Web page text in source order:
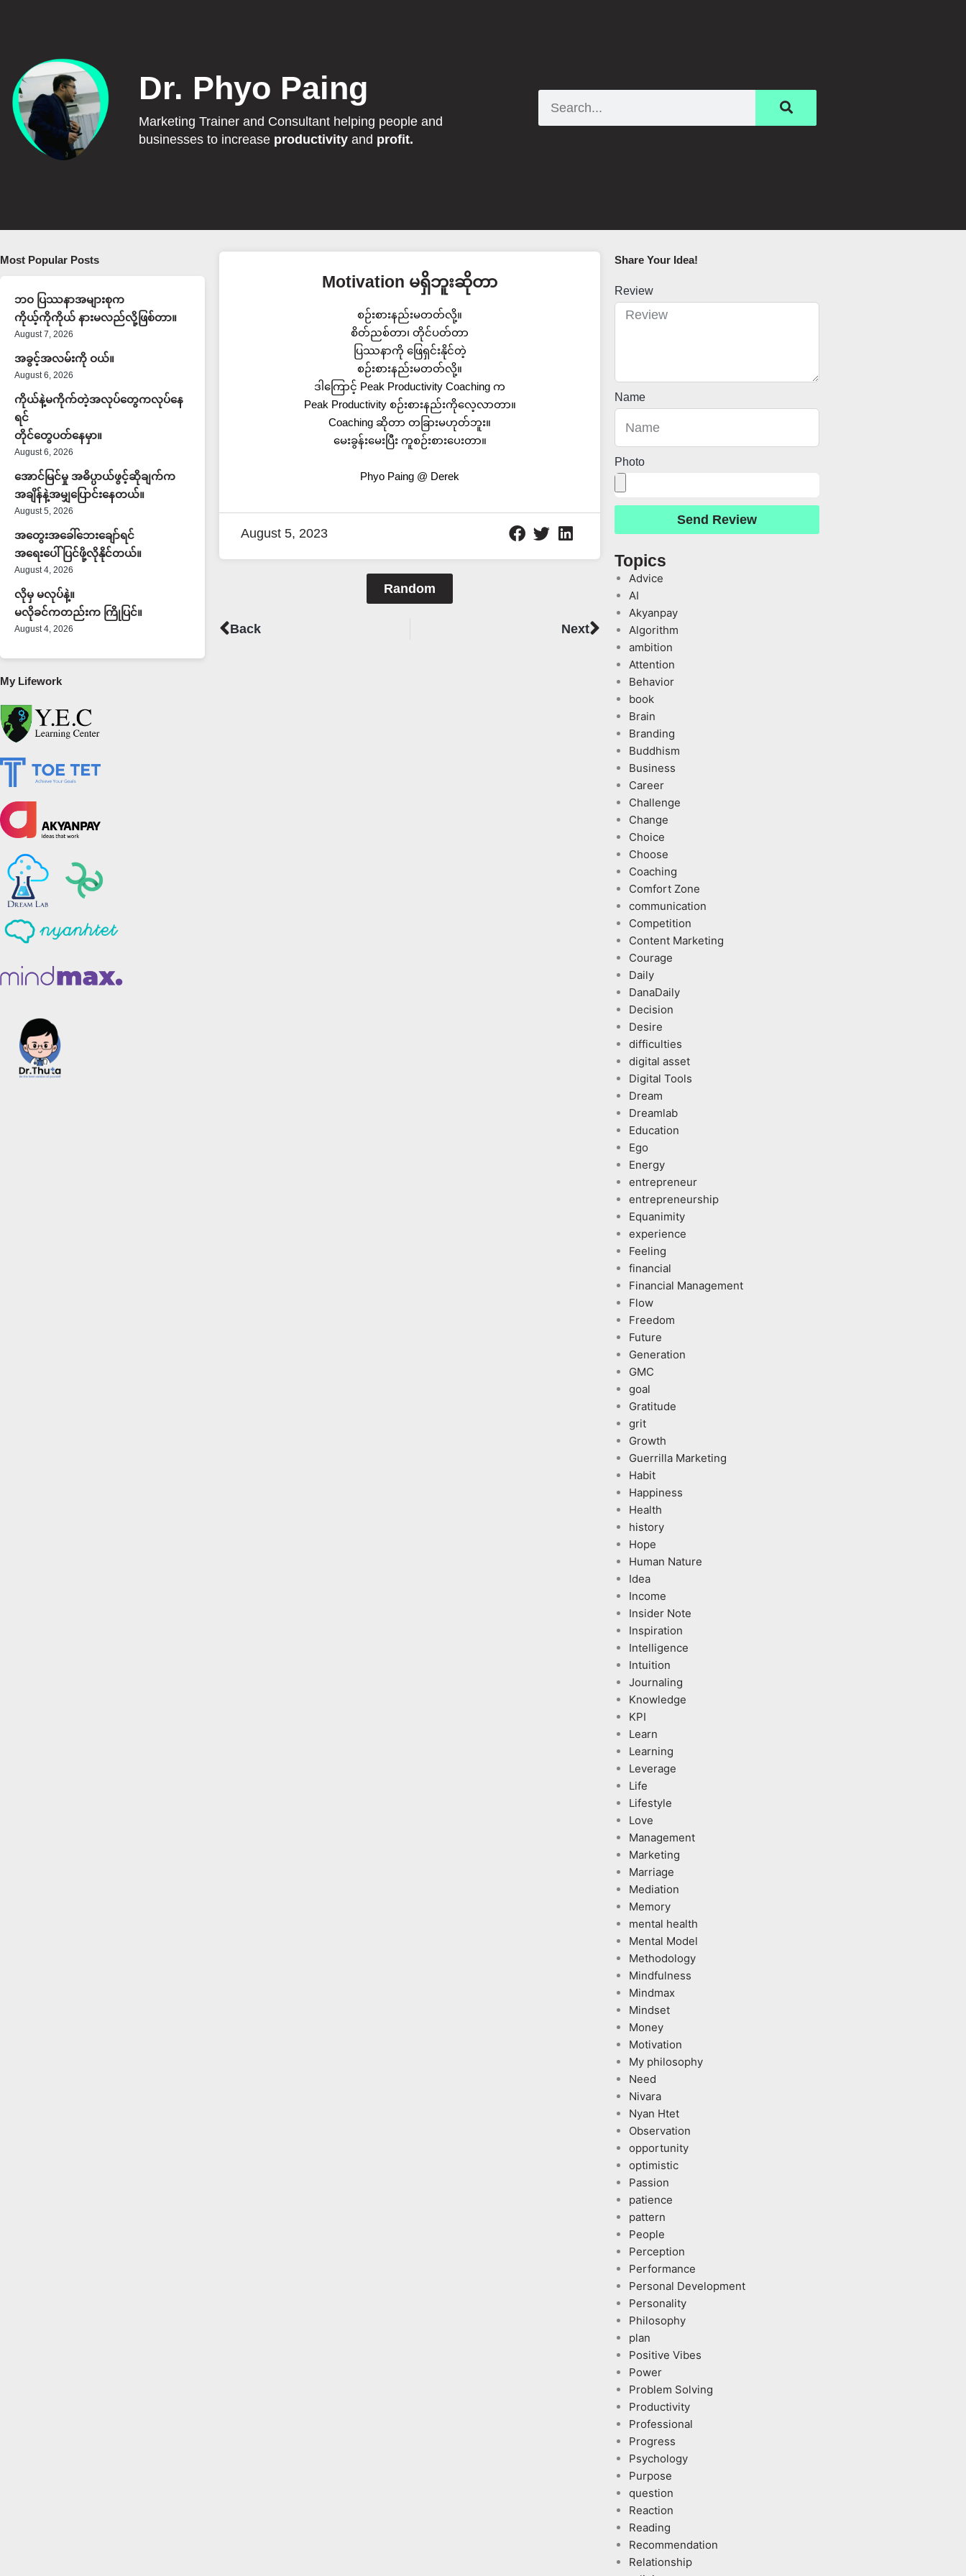
Dr. Phyo Paing
Marketing Trainer and Consultant helping people and
businesses to increase productivityand profit.
Most Popular Posts
ဘဝ ပြဿနာအများစုက
ကိုယ့်ကိုကိုယ် နားမလည်လို့ဖြစ်တာ။
August 7, 2026
အခွင့်အလမ်းကို ဝယ်။
August 6, 2026
ကိုယ်နဲ့မကိုက်တဲ့အလုပ်တွေကလုပ်နေ
ရင်
တိုင်တွေပတ်နေမှာ။
August 6, 2026
အောင်မြင်မှု အဓိပ္ပာယ်ဖွင့်ဆိုချက်က
အချိန်နဲ့အမျှပြောင်းနေတယ်။
August 5, 2026
အတွေးအခေါ်ဘေးချော်ရင်
အရေးပေါ်ပြင်ဖို့လိုနိုင်တယ်။
August 4, 2026
လိုမှ မလုပ်နဲ့။
မလိုခင်ကတည်းက ကြိုပြင်။
August 4, 2026
My Lifework
Motivation မရှိဘူးဆိုတာ
စဉ်းစားနည်းမတတ်လို့။
စိတ်ညစ်တာ၊ တိုင်ပတ်တာ
ပြဿနာကို ဖြေရှင်းနိုင်တဲ့
စဉ်းစားနည်းမတတ်လို့။
ဒါကြောင့် Peak Productivity Coaching က
Peak Productivity စဉ်းစားနည်းကိုလေ့လာတာ။
Coaching ဆိုတာ တခြားမဟုတ်ဘူး။
မေးခွန်းမေးပြီး ကူစဉ်းစားပေးတာ။
Phyo Paing @ Derek
August 5, 2023
Random
Prev
Back NextNext
Share Your Idea!​
Review
Name
Photo
Send Review
Topics
Advice
AI
Akyanpay
Algorithm
ambition
Attention
Behavior
book
Brain
Branding
Buddhism
Business
Career
Challenge
Change
Choice
Choose
Coaching
Comfort Zone
communication
Competition
Content Marketing
Courage
Daily
DanaDaily
Decision
Desire
difficulties
digital asset
Digital Tools
Dream
Dreamlab
Education
Ego
Energy
entrepreneur
entrepreneurship
Equanimity
experience
Feeling
financial
Financial Management
Flow
Freedom
Future
Generation
GMC
goal
Gratitude
grit
Growth
Guerrilla Marketing
Habit
Happiness
Health
history
Hope
Human Nature
Idea
Income
Insider Note
Inspiration
Intelligence
Intuition
Journaling
Knowledge
KPI
Learn
Learning
Leverage
Life
Lifestyle
Love
Management
Marketing
Marriage
Mediation
Memory
mental health
Mental Model
Methodology
Mindfulness
Mindmax
Mindset
Money
Motivation
My philosophy
Need
Nivara
Nyan Htet
Observation
opportunity
optimistic
Passion
patience
pattern
People
Perception
Performance
Personal Development
Personality
Philosophy
plan
Positive Vibes
Power
Problem Solving
Productivity
Professional
Progress
Psychology
Purpose
question
Reaction
Reading
Recommendation
Relationship